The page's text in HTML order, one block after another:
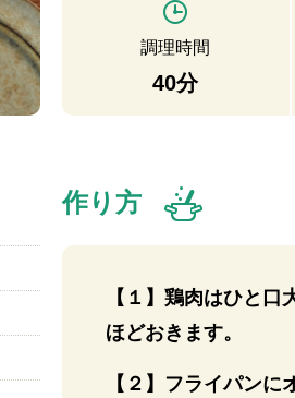
調理時間
40分
作り方
【１】鶏肉はひと
ほどおきます。
【２】フライパンに